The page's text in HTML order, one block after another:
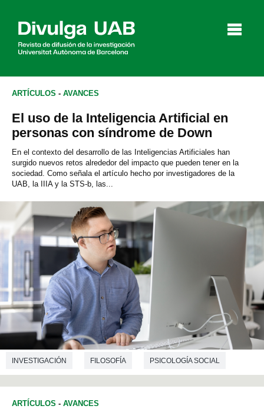
Entrevistas
Agenda
English Català
BUSCAR
ARTÍCULOS - AVANCES
El uso de la Inteligencia Artificial en
personas con síndrome de Down
En el contexto del desarrollo de las Inteligencias Artificiales han
surgido nuevos retos alrededor del impacto que pueden tener en la
sociedad. Como señala el artículo hecho por investigadores de la
UAB, la IIIA y la STS-b, las...
INVESTIGACIÓN FILOSOFÍA PSICOLOGÍA SOCIAL
INFORMÁTICA
ARTÍCULOS - AVANCES